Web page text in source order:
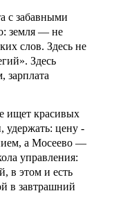
с забавными
земля — не
слов. Здесь не
Здесь
зарплата
ищет красивых
удержать: цену -
а Мосеево —
управления:
в этом и есть
в завтрашний